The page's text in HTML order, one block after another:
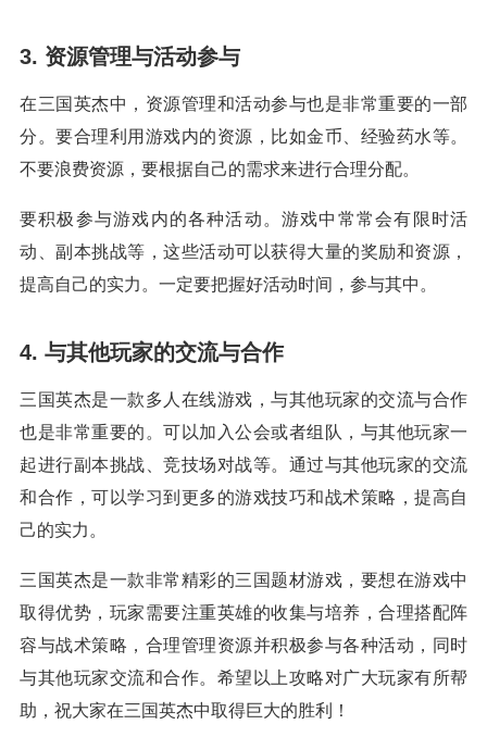
3. 资源管理与活动参与
在三国英杰中，资源管理和活动参与也是非常重要的一部
分。要合理利用游戏内的资源，比如金币、经验药水等。
不要浪费资源，要根据自己的需求来进行合理分配。
要积极参与游戏内的各种活动。游戏中常常会有限时活
动、副本挑战等，这些活动可以获得大量的奖励和资源，
提高自己的实力。一定要把握好活动时间，参与其中。
4. 与其他玩家的交流与合作
三国英杰是一款多人在线游戏，与其他玩家的交流与合作
也是非常重要的。可以加入公会或者组队，与其他玩家一
起进行副本挑战、竞技场对战等。通过与其他玩家的交流
和合作，可以学习到更多的游戏技巧和战术策略，提高自
己的实力。
三国英杰是一款非常精彩的三国题材游戏，要想在游戏中
取得优势，玩家需要注重英雄的收集与培养，合理搭配阵
容与战术策略，合理管理资源并积极参与各种活动，同时
与其他玩家交流和合作。希望以上攻略对广大玩家有所帮
助，祝大家在三国英杰中取得巨大的胜利！